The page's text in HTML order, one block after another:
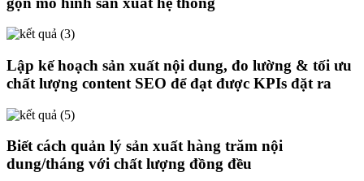
Lập kế hoạch sản xuất nội dung, đo lường & tối ưu
chất lượng content SEO để đạt được KPIs đặt ra
Biết cách quản lý sản xuất hàng trăm nội
dung/tháng với chất lượng đồng đều